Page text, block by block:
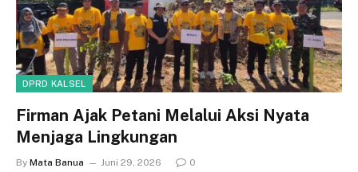
DPRD KALSEL
Firman Ajak Petani Melalui Aksi Nyata
Menjaga Lingkungan
By Mata Banua Juni 29, 2026 0